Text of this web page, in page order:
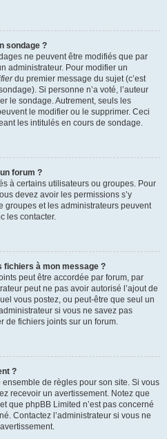
sondage ?
ne peuvent être modifiés que par
administrateur. Pour modifier un
du premier message du sujet (c’est
Si personne n’a voté, l’auteur
le sondage. Autrement, seuls les
le modifier ou le supprimer. Ceci
les intitulés en cours de sondage.
forum ?
à certains utilisateurs ou groupes. Pour
devez avoir les permissions s’y
groupes et les administrateurs peuvent
les contacter.
fichiers à mon message ?
peut être accordée par forum, par
peut ne pas avoir autorisé l’ajout de
vous postez, ou peut-être que seul un
si vous ne savez pas
de fichiers joints sur un forum.
?
de règles pour son site. Si vous
recevoir un avertissement. Notez que
que phpBB Limited n’est pas concerné
Contactez l’administrateur si vous ne